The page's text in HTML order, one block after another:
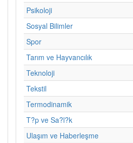
Psikoloji
Sosyal Bilimler
Spor
Tarım ve Hayvancılık
Teknoloji
Tekstil
Termodinamik
T?p ve Sa?l?k
Ulaşım ve Haberleşme